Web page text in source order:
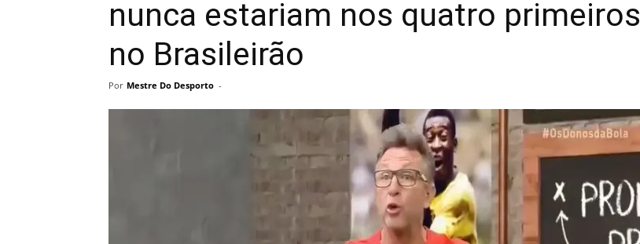
nunca estariam nos quatro primeiros
no Brasileirão
Por Mestre Do Desporto -